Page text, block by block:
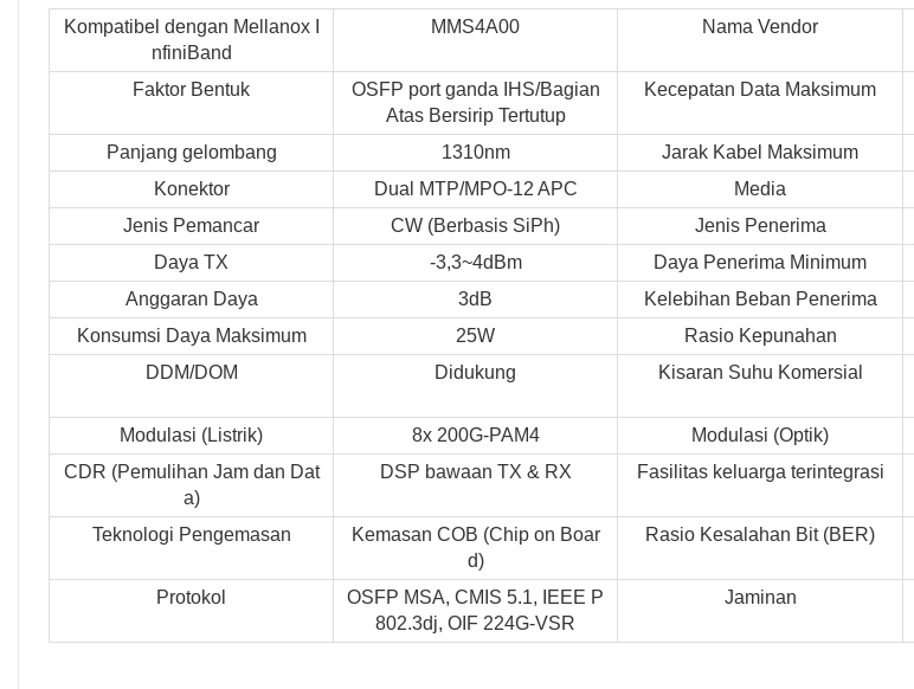
Kompatibel dengan Mellanox I
nfiniBand
MMS4A00 Nama Vendor
Faktor Bentuk
OSFP port ganda IHS/Bagian
Atas Bersirip Tertutup
Kecepatan Data Maksimum
Panjang gelombang 1310nm Jarak Kabel Maksimum
Konektor
Dual MTP/MPO-12 APC Media
Jenis Pemancar
CW (Berbasis SiPh) Jenis Penerima
Daya TX
-3,3~4dBm Daya Penerima Minimum
Anggaran Daya
3dB Kelebihan Beban Penerima
Konsumsi Daya Maksimum
25W Rasio Kepunahan
DDM/DOM
Didukung Kisaran Suhu Komersial
Modulasi (Listrik)
8x 200G-PAM4 Modulasi (Optik)
CDR (Pemulihan Jam dan Dat
a)
DSP bawaan TX & RX Fasilitas keluarga terintegrasi
Teknologi Pengemasan
Kemasan COB (Chip on Boar
d)
Rasio Kesalahan Bit (BER)
Protokol
OSFP MSA, CMIS 5.1, IEEE P
802.3dj, OIF 224G-VSR
Jaminan